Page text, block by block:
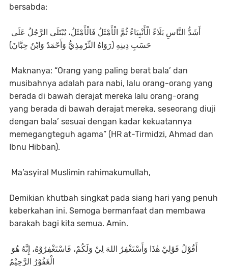
bersabda:
حَسَبِ دِينِهِ (رَوَاهُ التِّرْمِذِيُّ وَأَحْمَدُ وَابْنُ حِبَّانَ)
Maknanya: “Orang yang paling berat bala’ dan
musibahnya adalah para nabi, lalu orang-orang yang
berada di bawah derajat mereka lalu orang-orang
yang berada di bawah derajat mereka, seseorang diuji
dengan bala’ sesuai dengan kadar kekuatannya
memegangteguh agama” (HR at-Tirmidzi, Ahmad dan
Ibnu Hibban).
Ma’asyiral Muslimin rahimakumullah,
Demikian khutbah singkat pada siang hari yang penuh
keberkahan ini. Semoga bermanfaat dan membawa
barakah bagi kita semua. Amin.